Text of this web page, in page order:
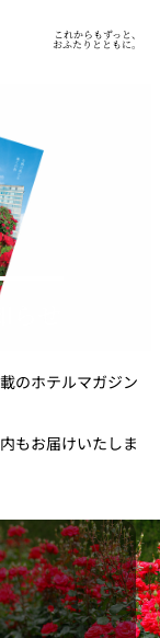
せ
のホテルマガジン
もお届けいたしま